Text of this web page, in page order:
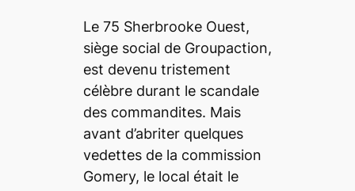
Le 75 Sherbrooke Ouest,
siège social de Groupaction,
est devenu tristement
célèbre durant le scandale
des commandites. Mais
avant d’abriter quelques
vedettes de la commission
Gomery, le local était le